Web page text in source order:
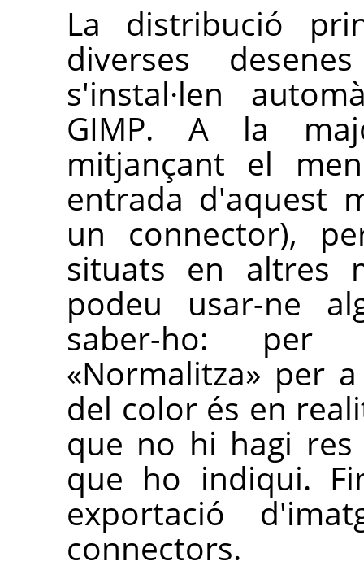
La distribució
diverses
s'instal·len
GIMP. A la
mitjançant el
entrada d'aquest
un connector),
situats en altres
podeu usar-ne
saber-ho: per
«Normalitza» per
del color és en
que no hi hagi
que ho indiqui.
exportació
connectors.